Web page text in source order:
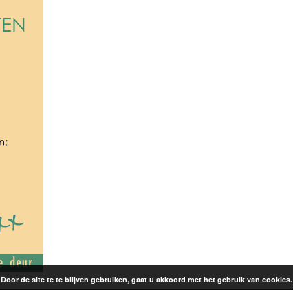
Door de site te te blijven gebruiken, gaat u akkoord met het gebruik van cookies.